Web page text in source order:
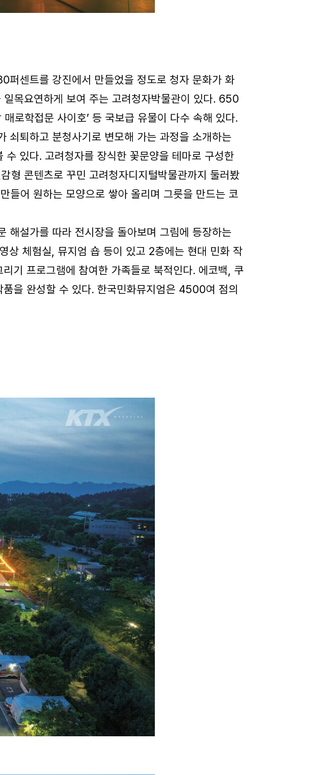
퍼센트를 강진에서 만들었을 정도로 청자 문화가 화
목요연하게 보여 주는 고려청자박물관이 있다. 650
매로학접문 사이호’ 등 국보급 유물이 다수 속해 있다.
쇠퇴하고 분청사기로 변모해 가는 과정을 소개하는
있다. 고려청자를 장식한 꽃문양을 테마로 구성한
형 콘텐츠로 꾸민 고려청자디지털박물관까지 둘러봤
들어 원하는 모양으로 쌓아 올리며 그릇을 만드는 코
해설가를 따라 전시장을 돌아보며 그림에 등장하는
상 체험실, 뮤지엄 숍 등이 있고 2층에는 현대 민화 작
기 프로그램에 참여한 가족들로 북적인다. 에코백, 쿠
을 완성할 수 있다. 한국민화뮤지엄은 4500여 점의